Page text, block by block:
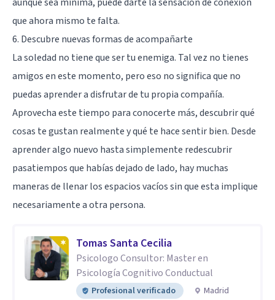
que ahora mismo te falta.
6. Descubre nuevas formas de acompañarte
La soledad no tiene que ser tu enemiga. Tal vez no tienes
amigos en este momento, pero eso no significa que no
puedas aprender a disfrutar de tu propia compañía.
Aprovecha este tiempo para conocerte más, descubrir qué
cosas te gustan realmente y qué te hace sentir bien. Desde
aprender algo nuevo hasta simplemente redescubrir
pasatiempos que habías dejado de lado, hay muchas
maneras de llenar los espacios vacíos sin que esta implique
necesariamente a otra persona.
Tomas Santa Cecilia
Psicologo Consultor: Master en
Psicología Cognitivo Conductual
Profesional verificado
Madrid